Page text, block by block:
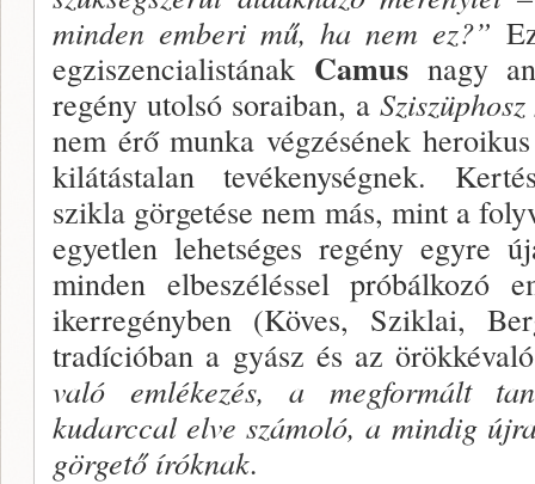
minden emberi mű, ha nem ez?”
egziszencialistának Camusnagy
regény utolsó soraiban, a
nem érő munka végzésének
kilátástalan tevékeny­ségnek.
szikla görgetése nem más, mint a
egyetlen le­hetséges regény egyre
minden elbeszéléssel próbál­kozó
ikerre­gényben (Köves, Sziklai,
tradícióban a gyász és az
való emlékezés, a megformált
kudarccal elve számo­ló, a mindig
görgető íróknak.